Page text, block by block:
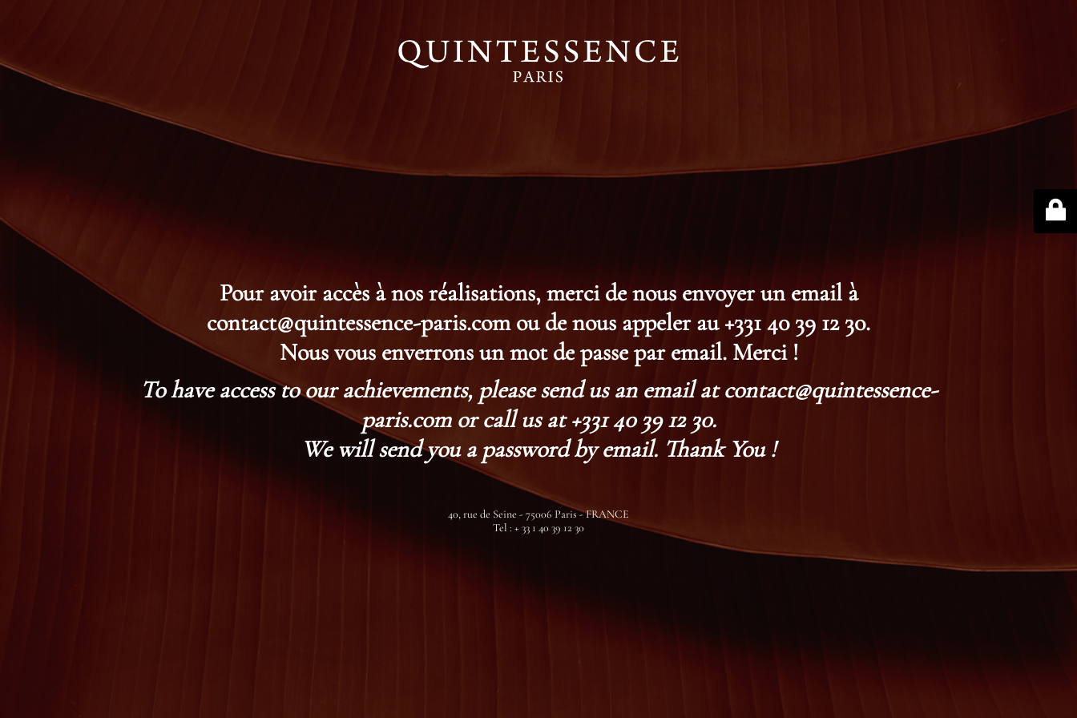
Pour avoir accès à nos réalisations, merci de nous envoyer un email à
contact@quintessence-paris.com ou de nous appeler au +331 40 39 12 30.
Nous vous enverrons un mot de passe par email. Merci !
To have access to our achievements, please send us an email at contact@quintessence-
paris.com or call us at +331 40 39 12 30.
We will send you a password by email. Thank You !
40, rue de Seine - 75006 Paris - FRANCE
Tel : + 33 1 40 39 12 30